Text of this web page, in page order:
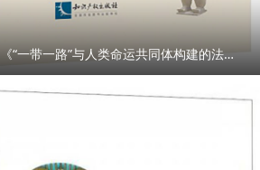
研究成果｜王瀚主编：《“一带一路”与人类命运共同体构建的法律与实践》